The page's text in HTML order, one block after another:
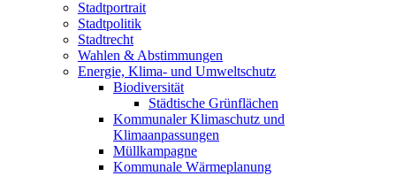
Stadtportrait
Stadtpolitik
Stadtrecht
Wahlen & Abstimmungen
Energie, Klima- und Umweltschutz
Biodiversität
Städtische Grünflächen
Kommunaler Klimaschutz und
Klimaanpassungen
Müllkampagne
Kommunale Wärmeplanung